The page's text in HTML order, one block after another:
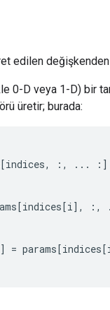
edilen
0-D veya 1-D) bir
üretir; burada:
[indices, :, ... : ]
[indices[i] , :,
] = params[indices[